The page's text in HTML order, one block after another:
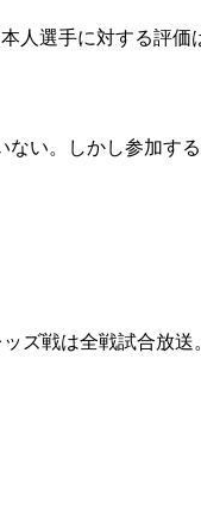
人選手に対する評価
い。しかし参加す
ズ戦は全戦試合放送